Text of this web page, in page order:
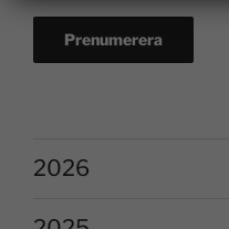
2026